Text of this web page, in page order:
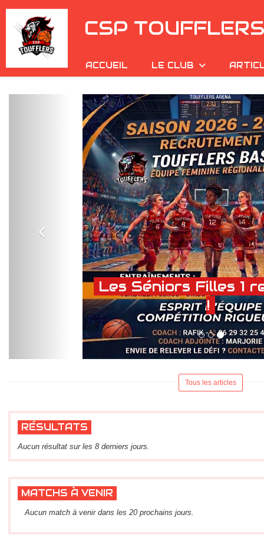
CSP
ACCUEIL LE CLUB
Les Séniors Filles 1
!
Tous les articles
RÉSULTATS
Aucun résultat sur les 8 derniers jours.
MATCHS À VENIR
Aucun match à venir dans les 20 prochains jours.